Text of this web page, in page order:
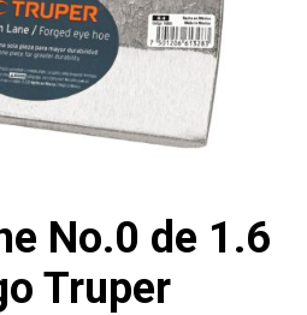
No.0 de 1.6
Truper